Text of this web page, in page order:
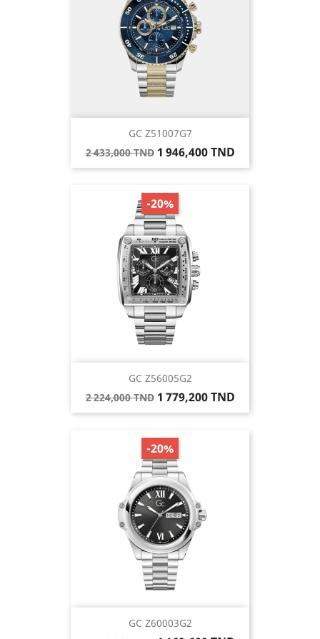
GC Z51007G7
Prix
de
2 433,000 TND Prix
1 946,400 TND
GC Z56005G2
Prix
de
2 224,000 TND Prix
1 779,200 TND
-20%
GC Z60003G2
-20%